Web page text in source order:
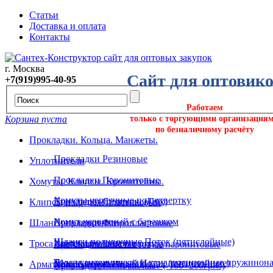
Статьи
Доставка и оплата
Контакты
Сайт для
Работаем
только с торгующими
по безналичному расчёту
г. Москва
+7(919)995-40-95
Корзина пуста
Прокладки. Кольца. Манжеты.
Прокладки Резиновые
Прокладки Паронитовые
Прокладки Силикон. (Пвх)
Прокладки Фторопластовые
Прокладки Безасбестовые паронитовые
Прокладки Силиконовые (-100+200гр.С)
Уплотнители
Хомуты. Клипсы. Кронштейны.
Хомуты червячные под отвертку
Хомут червячный с барашком
Хомуты ремонтные
Хомуты трубные
Клипсы и крепёж пластиковый
Шланги поливочные
Шланги поливочные Поток (пятислойные)
Шланг поливочный Исток (пятислойные)
Троса сантехнические и вантуза
Троса сантехнические канализационные
Арматура. Крепеж. Подводка.